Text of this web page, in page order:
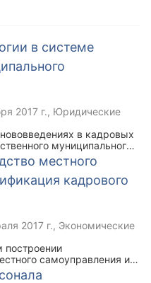
в системе
2017 г., Юридические
в кадровых
муниципального
местного
кадрового
2017 г., Экономические
построении
самоуправления и о